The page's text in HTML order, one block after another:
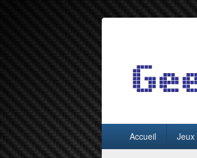
principalAccueil Jeux